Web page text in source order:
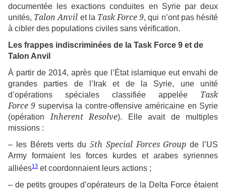
documentée les exactions conduites en Syrie par deux
unités, Talon Anvil et la Task Force 9, qui n’ont pas hésité
à cibler des populations civiles sans vérification.
Les frappes indiscriminées de la Task Force 9 et de
Talon Anvil
À partir de 2014, après que l’État islamique eut envahi de
grandes parties de l’Irak et de la Syrie, une unité
d’opérations spéciales classifiée appelée Task
Force 9 supervisa la contre-offensive américaine en Syrie
(opération Inherent Resolve). Elle avait de multiples
missions :
– les Bérets verts du 5th Special Forces Group de l’US
Army formaient les forces kurdes et arabes syriennes
alliées13 et coordonnaient leurs actions ;
– de petits groupes d’opérateurs de la Delta Force étaient